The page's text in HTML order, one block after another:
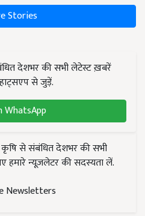
Stories
देशभर की सभी लेटेस्ट ख़बरें
से जुड़ें.
WhatsApp
से संबंधित देशभर की सभी
न्यूज़लेटर की सदस्यता लें.
Newsletters